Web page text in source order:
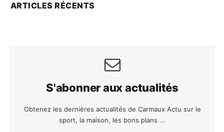
ARTICLES RÉCENTS
S'abonner aux actualités
Obtenez les dernières actualités de Carmaux Actu sur le
sport, la maison, les bons plans ...